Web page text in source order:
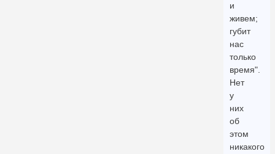
и
живем;
губит
нас
только
время".
Нет
у
них
об
этом
никакого